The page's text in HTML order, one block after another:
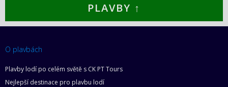
PLAVBY ↑
O plavbách
Plavby lodí po celém světě s CK PT Tours
Nejlepší destinace pro plavbu lodí